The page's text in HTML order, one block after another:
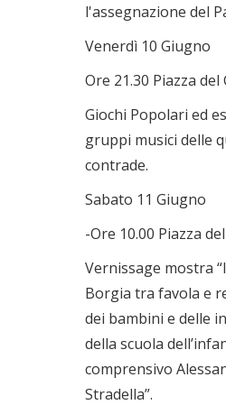
l'assegnazione del
Venerdì 10 Giugno
Ore 21.30 Piazza del
Giochi Popolari ed
gruppi musici delle
contrade.
Sabato 11 Giugno
-Ore 10.00 Piazza
Vernissage mostra
Borgia tra favola e
dei bambini e delle
della scuola
comprensivo
Stradella”.